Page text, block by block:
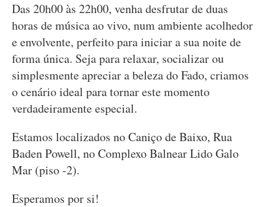
Das 20h00 às 22h00, venha desfrutar de duas
horas de música ao vivo, num ambiente acolhedor
e envolvente, perfeito para iniciar a sua noite de
forma única. Seja para relaxar, socializar ou
simplesmente apreciar a beleza do Fado, criamos
o cenário ideal para tornar este momento
verdadeiramente especial.
Estamos localizados no Caniço de Baixo, Rua
Baden Powell, no Complexo Balnear Lido Galo
Mar (piso -2).
Esperamos por si!